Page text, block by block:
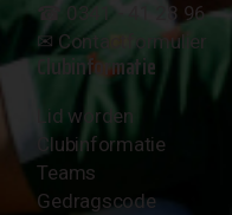
☎︎ 0341 - 41 28 96
✉︎ Contactformulier
Clubinformatie
Lid worden
Clubinformatie
Teams
Gedragscode